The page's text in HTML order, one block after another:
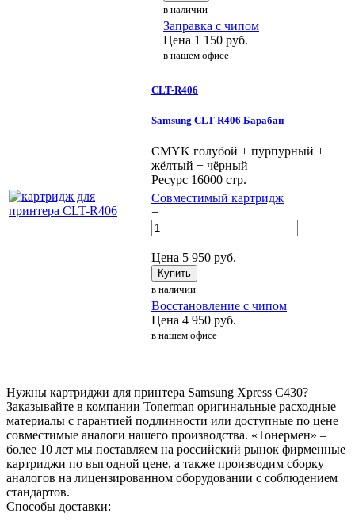
в наличии
Заправка с чипом
Цена 1 150 руб.
в нашем офисе
CLT-R406
Samsung CLT-R406 Барабан
CMYK голубой + пурпурный +
жёлтый + чёрный
Ресурс 16000 стр.
Совместимый картридж
−
+
Цена 5 950 руб.
Купить
в наличии
Восстановление с чипом
Цена 4 950 руб.
в нашем офисе
Нужны картриджи для принтера Samsung Xpress C430?
Заказывайте в компании Tonerman оригинальные расходные
материалы с гарантией подлинности или доступные по цене
совместимые аналоги нашего производства. «Тонермен» –
более 10 лет мы поставляем на российский рынок фирменные
картриджи по выгодной цене, а также производим сборку
аналогов на лицензированном оборудовании с соблюдением
стандартов.
Способы доставки: